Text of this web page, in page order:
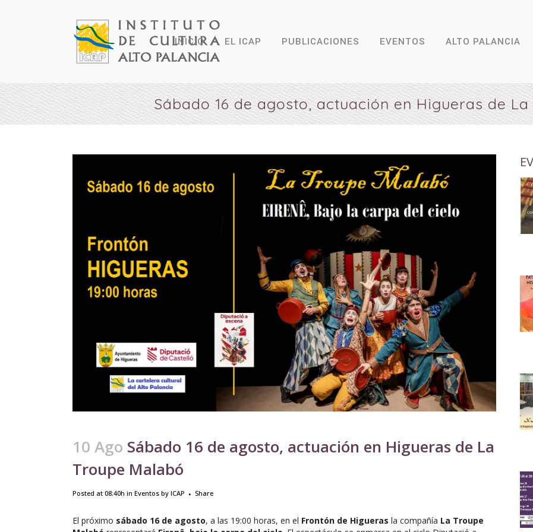
INICIO EL ICAP PUBLICACIONES EVENTOS ALTO PALANCIA
Sábado 16 de agosto, actuación en Higueras de
10 Ago Sábado 16 de agosto, actuación en Higueras de La
Troupe Malabó
Posted at 08:40h in Eventos by ICAP Share
El próximo sábado 16 de agosto, a las 19:00 horas, en el Frontón de Higueras la compañía La Troupe